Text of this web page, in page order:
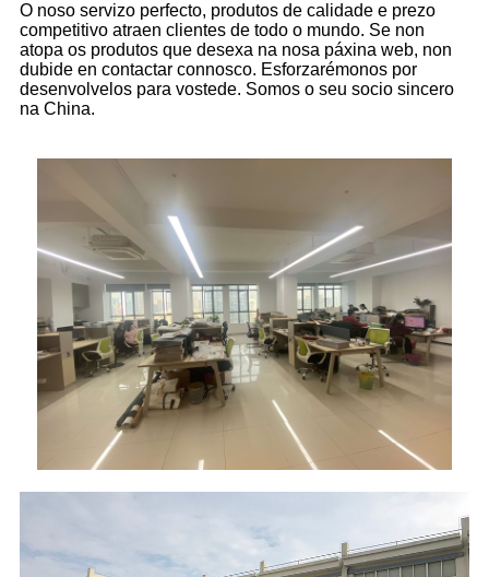
O noso servizo perfecto, produtos de calidade e prezo
competitivo atraen clientes de todo o mundo. Se non
atopa os produtos que desexa na nosa páxina web, non
dubide en contactar connosco. Esforzarémonos por
desenvolvelos para vostede. Somos o seu socio sincero
na China.